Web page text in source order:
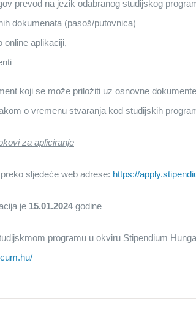
prevod na jezik odabranog studijskog
dokumenata (pasoš/putovnica)
online aplikaciji,
koji se može priložiti uz osnovne
o vremenu stvaranja kod studijskih
za apliciranje
sljedeće web adrese: https://
je 15.01.2024godine
programu u okviru Stipendium